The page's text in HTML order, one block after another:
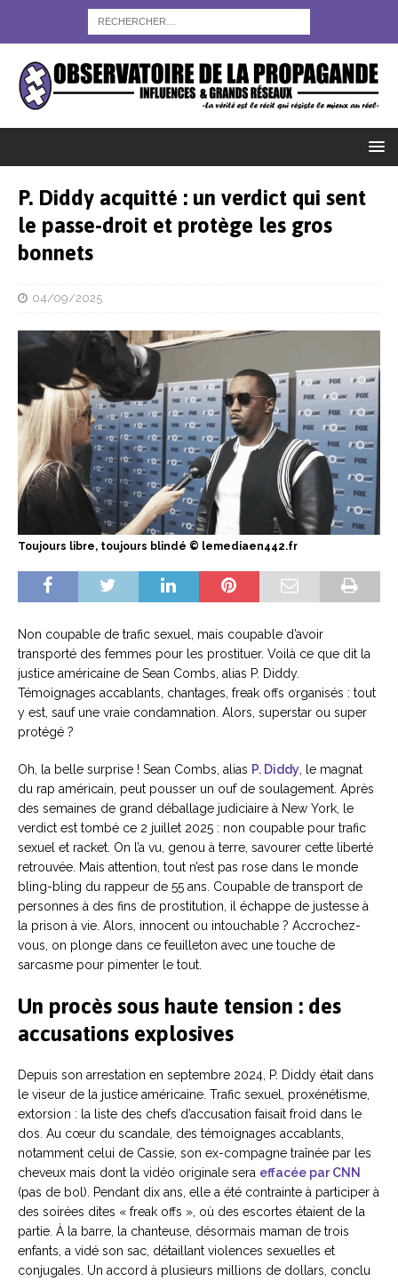
P. Diddy acquitté : un verdict qui sent
le passe-droit et protège les gros
bonnets
04/09/2025
Toujours libre, toujours blindé © lemediaen442.fr
Non coupable de trafic sexuel, mais coupable d’avoir
transporté des femmes pour les prostituer. Voilà ce que dit la
justice américaine de Sean Combs, alias P. Diddy.
Témoignages accablants, chantages, freak offs organisés : tout
y est, sauf une vraie condamnation. Alors, superstar ou super
protégé ?
Oh, la belle surprise ! Sean Combs, alias P. Diddy , le magnat
du rap américain, peut pousser un ouf de soulagement. Après
des semaines de grand déballage judiciaire à New York, le
verdict est tombé ce 2 juillet 2025 : non coupable pour trafic
sexuel et racket. On l’a vu, genou à terre, savourer cette liberté
retrouvée. Mais attention, tout n’est pas rose dans le monde
bling-bling du rappeur de 55 ans. Coupable de transport de
personnes à des fins de prostitution, il échappe de justesse à
la prison à vie. Alors, innocent ou intouchable ? Accrochez-
vous, on plonge dans ce feuilleton avec une touche de
sarcasme pour pimenter le tout.
Un procès sous haute tension : des
accusations explosives
Depuis son arrestation en septembre 2024, P. Diddy était dans
le viseur de la justice américaine. Trafic sexuel, proxénétisme,
extorsion : la liste des chefs d’accusation faisait froid dans le
dos. Au cœur du scandale, des témoignages accablants,
notamment celui de Cassie, son ex-compagne traînée par les
cheveux mais dont la vidéo originale sera effacée par CNN
(pas de bol). Pendant dix ans, elle a été contrainte à participer à
des soirées dites « freak offs », où des escortes étaient de la
partie. À la barre, la chanteuse, désormais maman de trois
enfants, a vidé son sac, détaillant violences sexuelles et
conjugales. Un accord à plusieurs millions de dollars, conclu